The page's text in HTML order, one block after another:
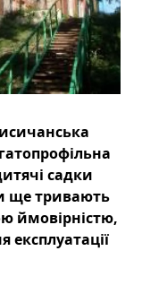
садки
ще тривають
ймовірністю,